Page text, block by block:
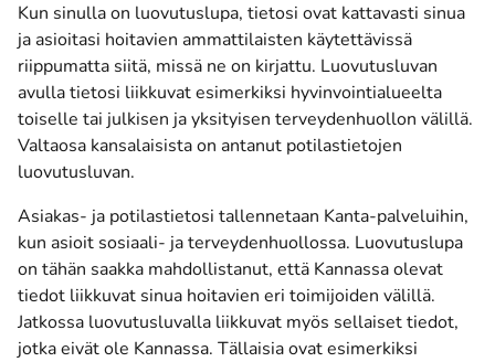
Kun sinulla on luovutuslupa, tietosi ovat kattavasti sinua
ja asioitasi hoitavien ammattilaisten käytettävissä
riippumatta siitä, missä ne on kirjattu. Luovutusluvan
avulla tietosi liikkuvat esimerkiksi hyvinvointialueelta
toiselle tai julkisen ja yksityisen terveydenhuollon välillä.
Valtaosa kansalaisista on antanut potilastietojen
luovutusluvan.
Asiakas- ja potilastietosi tallennetaan Kanta-palveluihin,
kun asioit sosiaali- ja terveydenhuollossa. Luovutuslupa
on tähän saakka mahdollistanut, että Kannassa olevat
tiedot liikkuvat sinua hoitavien eri toimijoiden välillä.
Jatkossa luovutusluvalla liikkuvat myös sellaiset tiedot,
jotka eivät ole Kannassa. Tällaisia ovat esimerkiksi